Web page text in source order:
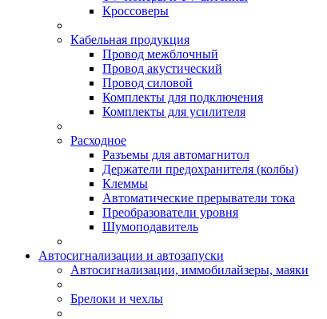
Кроссоверы
Кабельная продукция
Провод межблочный
Провод акустический
Провод силовой
Комплекты для подключения
Комплекты для усилителя
Расходное
Разъемы для автомагнитол
Держатели предохранителя (колбы)
Клеммы
Автоматические прерыватели тока
Преобразователи уровня
Шумоподавитель
Автосигнализации и автозапуски
Автосигнализации, иммобилайзеры, маяки
Брелоки и чехлы